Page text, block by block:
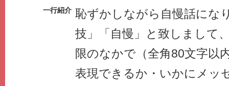
一行紹介 恥ずかしながら自慢話にな
技」「自慢」と致しまして
限のなかで（全角80文字以
表現できるか・いかにメッ